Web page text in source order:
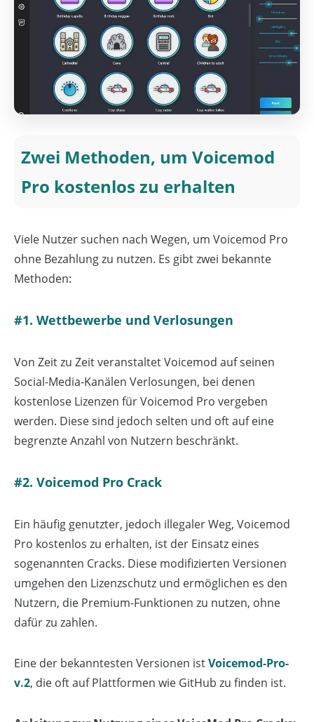
Zwei Methoden, um Voicemod
Pro kostenlos zu erhalten
Viele Nutzer suchen nach Wegen, um Voicemod Pro
ohne Bezahlung zu nutzen. Es gibt zwei bekannte
Methoden:
#1. Wettbewerbe und Verlosungen
Von Zeit zu Zeit veranstaltet Voicemod auf seinen
Social-Media-Kanälen Verlosungen, bei denen
kostenlose Lizenzen für Voicemod Pro vergeben
werden. Diese sind jedoch selten und oft auf eine
begrenzte Anzahl von Nutzern beschränkt.
#2. Voicemod Pro Crack
Ein häufig genutzter, jedoch illegaler Weg, Voicemod
Pro kostenlos zu erhalten, ist der Einsatz eines
sogenannten Cracks. Diese modifizierten Versionen
umgehen den Lizenzschutz und ermöglichen es den
Nutzern, die Premium-Funktionen zu nutzen, ohne
dafür zu zahlen.
Eine der bekanntesten Versionen istVoicemod-Pro-
v.2, die oft auf Plattformen wie GitHub zu finden ist.